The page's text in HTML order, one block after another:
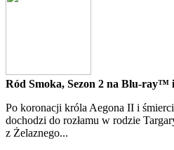
Ród Smoka, Sezon 2 na Blu-ray™
Po koronacji króla Aegona II i
dochodzi do rozłamu w rodzie
z Żelaznego...